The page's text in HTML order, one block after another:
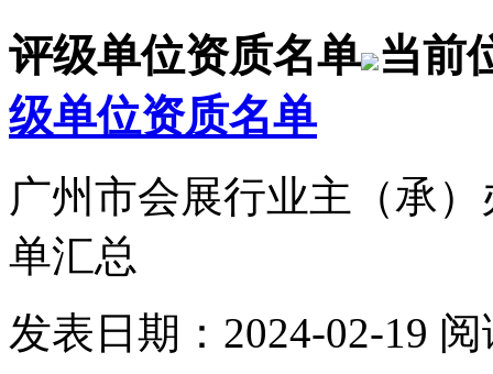
评级单位资质名单 当前
级单位资质名单
广州市会展行业主（承
单汇总
发表日期：2024-02-19